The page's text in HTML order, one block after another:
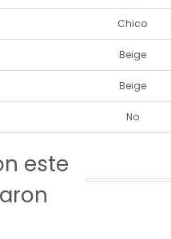
Chico
Beige
Beige
No
este